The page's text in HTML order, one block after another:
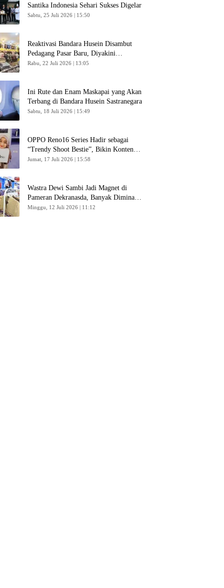
Santika Indonesia Sehari Sukses Digelar
Sabtu, 25 Juli 2026 | 15:50
Reaktivasi Bandara Husein Disambut
Pedagang Pasar Baru, Diyakini
Bangkitkan Kembali Ekonomi Bandung
Rabu, 22 Juli 2026 | 13:05
Ini Rute dan Enam Maskapai yang Akan
Terbang di Bandara Husein Sastranegara
Sabtu, 18 Juli 2026 | 15:49
OPPO Reno16 Series Hadir sebagai
“Trendy Shoot Bestie”, Bikin Konten
Kreator Makin Betah
Jumat, 17 Juli 2026 | 15:58
Wastra Dewi Sambi Jadi Magnet di
Pameran Dekranasda, Banyak Diminati
Pengunjung
Minggu, 12 Juli 2026 | 11:12